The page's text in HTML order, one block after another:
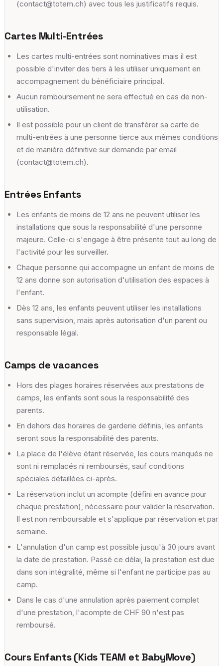
(contact@totem.ch) avec tous les justificatifs requis.
Cartes Multi-Entrées
Les cartes multi-entrées sont nominatives mais il est
possible d'inviter des tiers à les utiliser uniquement en
accompagnement du bénéficiaire principal.
Aucun remboursement ne sera effectué en cas de non-
utilisation.
Il est possible pour un client de transférer sa carte de
multi-entrées à une personne tierce aux mêmes conditions
et de manière définitive sur demande par email
(contact@totem.ch).
Entrées Enfants
Les enfants de moins de 12 ans ne peuvent utiliser les
installations que sous la responsabilité d'une personne
majeure. Celle-ci s'engage à être présente tout au long de
l'activité pour les surveiller.
Chaque personne qui accompagne un enfant de moins de
12 ans donne son autorisation d'utilisation des espaces à
l'enfant.
Dès 12 ans, les enfants peuvent utiliser les installations
sans supervision, mais après autorisation d'un parent ou
responsable légal.
Camps de vacances
Hors des plages horaires réservées aux prestations de
camps, les enfants sont sous la responsabilité des
parents.
En dehors des horaires de garderie définis, les enfants
seront sous la responsabilité des parents.
La place de l'élève étant réservée, les cours manqués ne
sont ni remplacés ni remboursés, sauf conditions
spéciales détaillées ci-après.
La réservation inclut un acompte (défini en avance pour
chaque prestation), nécessaire pour valider la réservation.
Il est non remboursable et s'applique par réservation et par
semaine.
L'annulation d'un camp est possible jusqu'à 30 jours avant
la date de prestation. Passé ce délai, la prestation est due
dans son intégralité, même si l'enfant ne participe pas au
camp.
Dans le cas d'une annulation après paiement complet
d'une prestation, l'acompte de CHF 90 n'est pas
remboursé.
Cours Enfants (Kids TEAM et BabyMove)